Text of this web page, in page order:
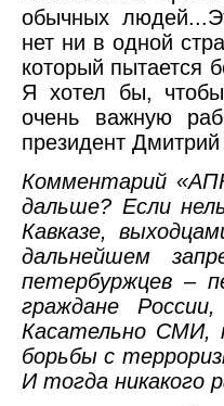
обычных
нет ни в одной
который пытается
Я хотел бы,
очень важную
президент
Комментарий
дальше? Если
Кавказе,
дальнейшем
петербуржцев –
граждане
Касательно СМИ,
борьбы с
И тогда никакого